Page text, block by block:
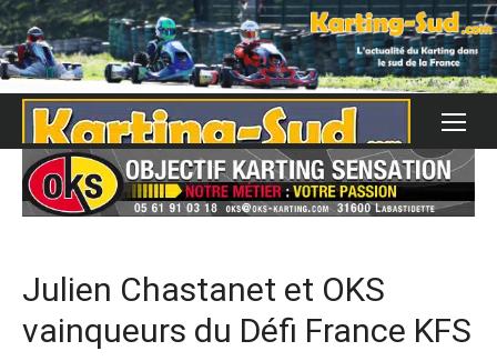
Skip
to
content
Julien Chastanet et OKS
vainqueurs du Défi France KFS